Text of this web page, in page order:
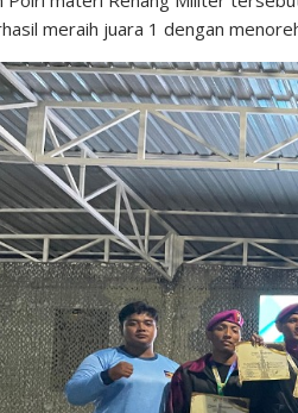
meraih juara 1 dengan